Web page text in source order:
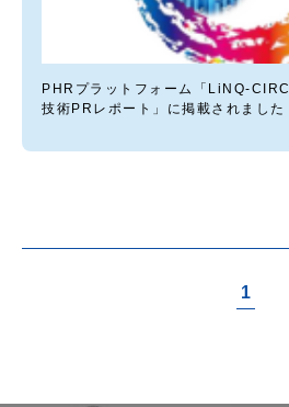
PHRプラットフォーム「LiNQ-
技術PRレポート」に掲載されました
1